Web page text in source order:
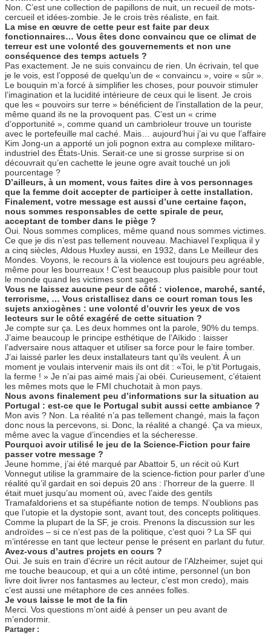
Non. C’est une collection de papillons de nuit, un recueil de mots-
cercueil et idées-zombie. Je le crois très réaliste, en fait.
La mise en œuvre de cette peur est faite par deux
fonctionnaires… Vous êtes donc convaincu que ce climat de
terreur est une volonté des gouvernements et non une
conséquence des temps actuels ?
Pas exactement. Je ne suis convaincu de rien. Un écrivain, tel que
je le vois, est l’opposé de quelqu’un de « convaincu », voire « sûr ».
Le bouquin m’a forcé à simplifier les choses, pour pouvoir stimuler
l’imagination et la lucidité intérieure de ceux qui le lisent. Je crois
que les « pouvoirs sur terre » bénéficient de l’installation de la peur,
même quand ils ne la provoquent pas. C’est un « crime
d’opportunité », comme quand un cambrioleur trouve un touriste
avec le portefeuille mal caché. Mais… aujourd’hui j’ai vu que l’affaire
Kim Jong-un a apporté un joli pognon extra au complexe militaro-
industriel des États-Unis. Serait-ce une si grosse surprise si on
découvrait qu’en cachette le jeune ogre avait touché un joli
pourcentage ?
D’ailleurs, à un moment, vous faites dire à vos personnages
que la femme doit accepter de participer à cette installation.
Finalement, votre message est aussi d’une certaine façon,
nous sommes responsables de cette spirale de peur,
acceptant de tomber dans le piège ?
Oui. Nous sommes complices, même quand nous sommes victimes.
Ce que je dis n’est pas tellement nouveau. Machiavel l’expliqua il y
a cinq siècles, Aldous Huxley aussi, en 1932, dans Le Meilleur des
Mondes. Voyons, le recours à la violence est toujours peu agréable,
même pour les bourreaux ! C’est beaucoup plus paisible pour tout
le monde quand les victimes sont sages.
Vous ne laissez aucune peur de côté : violence, marché, santé,
terrorisme, … Vous cristallisez dans ce court roman tous les
sujets anxiogènes : une volonté d’ouvrir les yeux de vos
lecteurs sur le côté exagéré de cette situation ?
Je compte sur ça. Les deux hommes ont la parole, 90% du temps.
J’aime beaucoup le principe esthétique de l’Aïkido : laisser
l’adversaire nous attaquer et utiliser sa force pour le faire tomber.
J’ai laissé parler les deux installateurs tant qu’ils veulent. À un
moment je voulais intervenir mais ils ont dit : «Toi, le p’tit Portugais,
la ferme ! » Je n’ai pas aimé mais j’ai obéi. Curieusement, c’étaient
les mêmes mots que le FMI chuchotait à mon pays.
Nous avons finalement peu d’informations sur la situation au
Portugal : est-ce que le Portugal subit aussi cette ambiance ?
Mon avis ? Non. La réalité n’a pas tellement changé, mais la façon
donc nous la percevons, si. Donc, la réalité a changé. Ça va mieux,
même avec la vague d’incendies et la sécheresse.
Pourquoi avoir utilisé le jeu de la Science-Fiction pour faire
passer votre message ?
Jeune homme, j’ai été marqué par Abattoir 5, un récit où Kurt
Vonnegut utilise la grammaire de la science-fiction pour parler d’une
réalité qu’il gardait en soi depuis 20 ans : l’horreur de la guerre. Il
était muet jusqu’au moment où, avec l’aide des gentils
Tramafaldoriens et sa stupéfiante notion de temps. N’oublions pas
que l’utopie et la dystopie sont, avant tout, des concepts politiques.
Comme la plupart de la SF, je crois. Prenons la discussion sur les
androïdes – si ce n’est pas de la politique, c’est quoi ? La SF qui
m’intéresse en tant que lecteur pense le présent en parlant du futur.
Avez-vous d’autres projets en cours ?
Oui. Je suis en train d’écrire un récit autour de l’Alzheimer, sujet qui
me touche beaucoup, et qui a un côté intime, personnel (un bon
livre doit livrer nos fantasmes au lecteur, c’est mon credo), mais
c’est aussi une métaphore de ces années folles.
Je vous laisse le mot de la fin
Merci. Vos questions m’ont aidé à penser un peu avant de
m’endormir.
Partager :